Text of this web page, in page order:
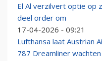
El Al verzilvert optie op
deel order om
17-04-2026 - 09:21
Lufthansa laat Austrian
787 Dreamliner wachten